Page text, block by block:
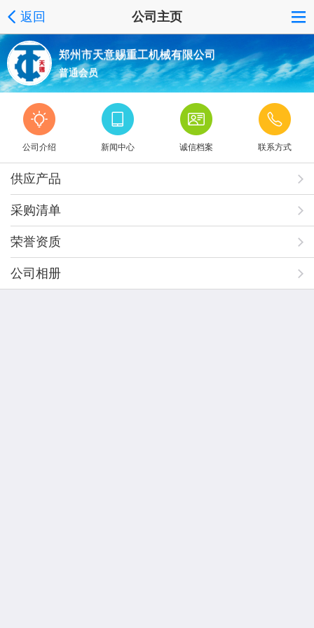
返回 公司主页
郑州市天意赐重工机械有限公司
普通会员
公司介绍 新闻中心 诚信档案 联系方式
供应产品
采购清单
荣誉资质
公司相册